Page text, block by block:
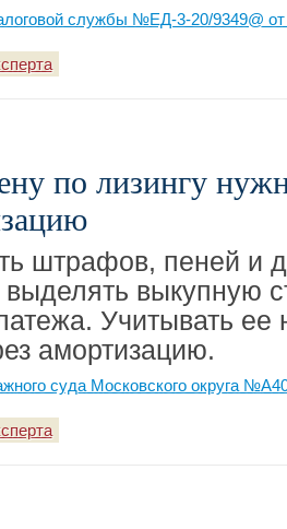
службы №ЕД-3-20/9349@ от
по лизингу
штрафов, пеней и
выделять выкупную
Учитывать ее
амортизацию.
суда Московского округа